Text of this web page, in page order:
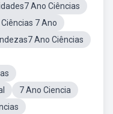
Ano Ciências
Ciências 7 Ano
Ano Ciências
7 Ano Ciencia